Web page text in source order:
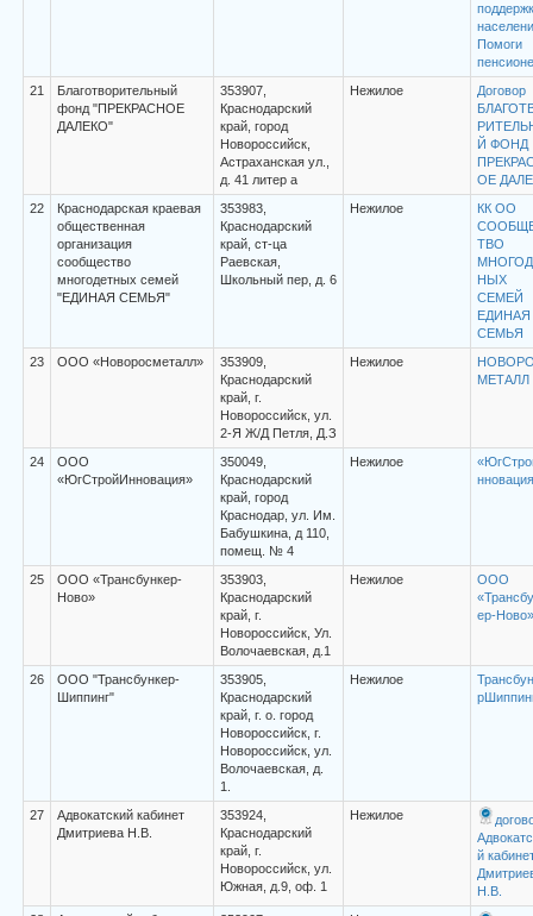
Помоги
21
Благотворительный
фонд "ПРЕКРАСНОЕ
ДАЛЕКО"
353907,
Краснодарский
край, город
Новороссийск,
Астраханская ул.,
д. 41 литер а
Нежилое
Договор
Й ФОНД
ОЕ
22
Краснодарская краевая
общественная
организация
сообщество
многодетных семей
"ЕДИНАЯ СЕМЬЯ"
353983,
Краснодарский
край, ст-ца
Раевская,
Школьный пер, д. 6
Нежилое
КК ОО
ТВО
НЫХ
СЕМЕЙ
ЕДИНАЯ
СЕМЬЯ
23
ООО «Новоросметалл»
353909,
Краснодарский
край, г.
Новороссийск, ул.
2-Я Ж/Д Петля, Д.З
Нежилое
МЕТАЛЛ
24
ООО
«ЮгСтройИнновация»
350049,
Краснодарский
край, город
Краснодар, ул. Им.
Бабушкина, д 110,
помещ. № 4
Нежилое
25
ООО «Трансбункер-
Ново»
353903,
Краснодарский
край, г.
Новороссийск, Ул.
Волочаевская, д.1
Нежилое
ООО
ер-Ново»
26
ООО "Трансбункер-
Шиппинг"
353905,
Краснодарский
край, г. о. город
Новороссийск, г.
Новороссийск, ул.
Волочаевская, д.
1.
Нежилое
27
Адвокатский кабинет
Дмитриева Н.В.
353924,
Краснодарский
край, г.
Новороссийск, ул.
Южная, д.9, оф. 1
Нежилое
й
Н.В.